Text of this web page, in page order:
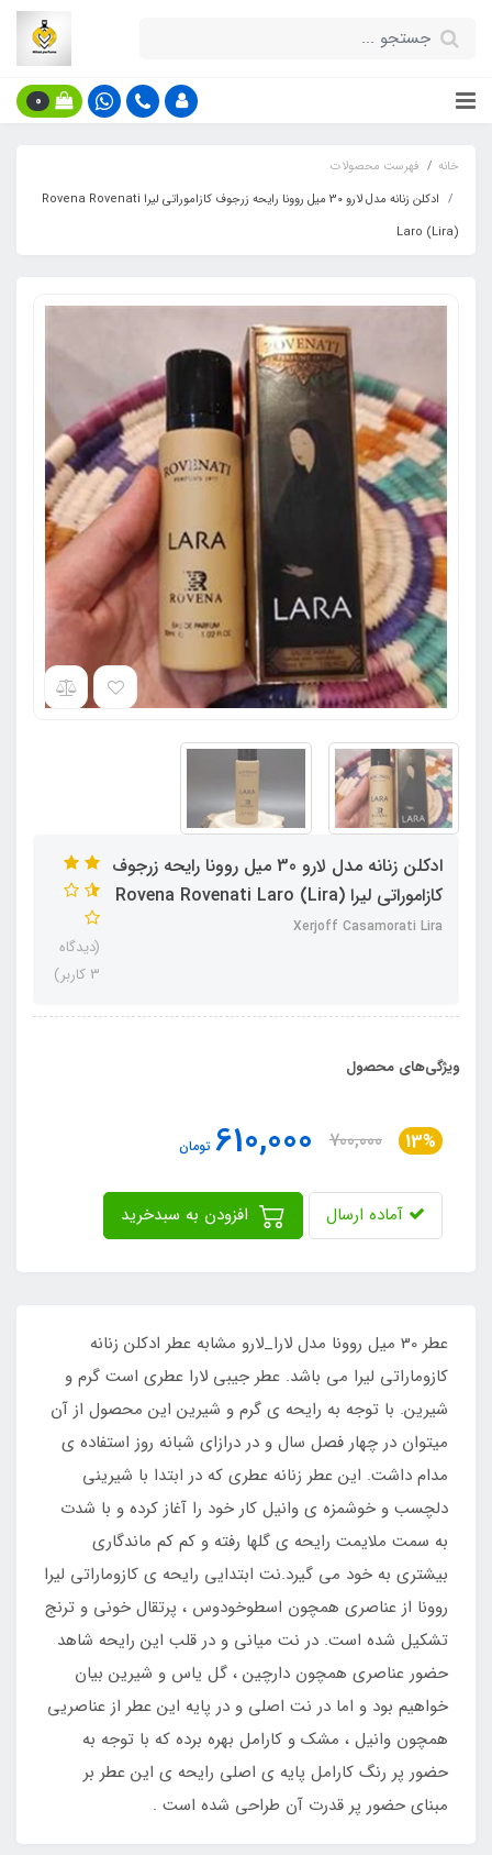
0
خانه
فهرست محصولات
ادکلن زنانه مدل لارو 30 میل روونا رایحه زرجوف کازاموراتی لیرا Rovena Rovenati
Laro (Lira)
ادکلن زنانه مدل لارو 30 میل روونا رایحه زرجوف
کازاموراتی لیرا Rovena Rovenati Laro (Lira)
Xerjoff Casamorati Lira
(دیدگاه
3 کاربر)
ویژگی‌های محصول
13%
700,000
610,000 تومان
آماده ارسال
عطر 30 میل روونا مدل لارا_لارو مشابه عطر ادکلن زنانه
کازوماراتی لیرا می باشد. عطر جیبی لارا عطری است گرم و
شیرین. با توجه به رایحه ی گرم و شیرین این محصول از آن
میتوان در چهار فصل سال و در درازای شبانه روز استفاده ی
مدام داشت. این عطر زنانه عطری که در ابتدا با شیرینی
دلچسب و خوشمزه ی وانیل کار خود را آغاز کرده و با شدت
به سمت ملایمت رایحه ی گلها رفته و کم کم ماندگاری
بیشتری به خود می گیرد.نت ابتدایی رایحه ی کازوماراتی لیرا
روونا از عناصری همچون اسطوخودوس ، پرتقال خونی و ترنج
تشکیل شده است. در نت میانی و در قلب این رایحه شاهد
حضور عناصری همچون دارچین ، گل یاس و شیرین بیان
خواهیم بود و اما در نت اصلی و در پایه این عطر از عناصریی
همچون وانیل ، مشک و کارامل بهره برده که با توجه به
حضور پر رنگ کارامل پایه ی اصلی رایحه ی این عطر بر
مبنای حضور پر قدرت آن طراحی شده است .